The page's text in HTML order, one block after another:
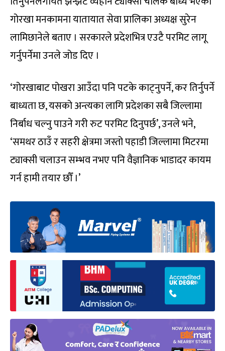
गोरखा मनकामना यातायात सेवा प्रालिका अध्यक्ष सुरेन
लामिछानेले बताए । सरकारले प्रदेशभित्र एउटै परमिट लागू
गर्नुपर्नेमा उनले जोड दिए ।
‘गोरखाबाट पोखरा आउँदा पनि पटके काट्नुपर्ने, कर तिर्नुपर्ने
बाध्यता छ, यसको अन्त्यका लागि प्रदेशका सबै जिल्लामा
निर्बाध चल्नु पाउने गरी रुट परमिट दिनुपर्छ’, उनले भने,
‘समथर ठाउँ र सहरी क्षेत्रमा जस्तो पहाडी जिल्लामा मिटरमा
ट्याक्सी चलाउन सम्भव नभए पनि वैज्ञानिक भाडादर कायम
गर्न हामी तयार छौँ ।’